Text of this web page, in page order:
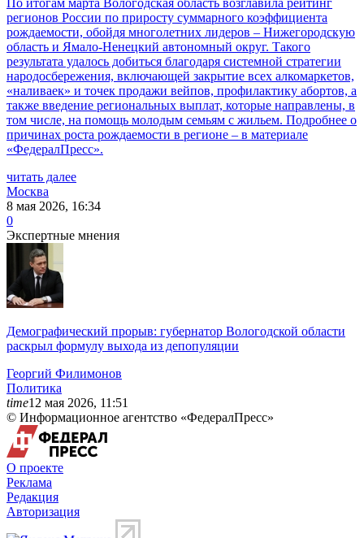
регионов России по приросту суммарного коэффициента
рождаемости, обойдя многолетних лидеров – Нижегородскую
область и Ямало-Ненецкий автономный округ. Такого
результата удалось добиться благодаря системной стратегии
народосбережения, включающей закрытие всех алкомаркетов,
«наливаек» и точек продажи вейпов, профилактику абортов, а
также введение региональных выплат, которые направлены, в
том числе, на помощь молодым семьям с жильем. Подробнее о
причинах роста рождаемости в регионе – в материале
«ФедералПресс».
читать далее
Москва
8 мая 2026, 16:34
0
Экспертные мнения
Демографический прорыв: губернатор Вологодской области
раскрыл формулу выхода из депопуляции
Георгий Филимонов
Политика
time12 мая 2026, 11:51
© Информационное агентство «ФедералПресс»
О проекте
Реклама
Редакция
Авторизация